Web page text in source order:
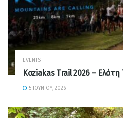
EVENTS
Koziakas Trail 2026 – Ελάτη
5 ΙΟΥΝΊΟΥ, 2026